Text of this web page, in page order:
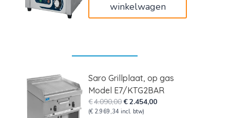
winkelwagen
Saro Grillplaat, op gas
Model E7/KTG2BAR
€4.090,00Oorspronkelijke
prijs
€2.454,00Huidige
(€ 2.969,34 incl. btw)